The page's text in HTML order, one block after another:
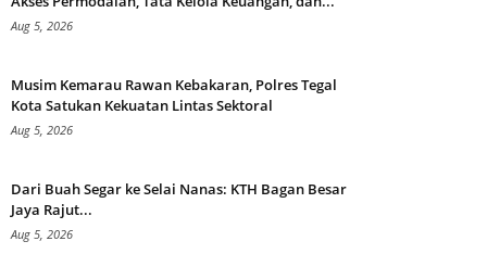
Aug 5, 2026
Musim Kemarau Rawan Kebakaran, Polres Tegal
Kota Satukan Kekuatan Lintas Sektoral
Aug 5, 2026
Dari Buah Segar ke Selai Nanas: KTH Bagan Besar
Jaya Rajut...
Aug 5, 2026